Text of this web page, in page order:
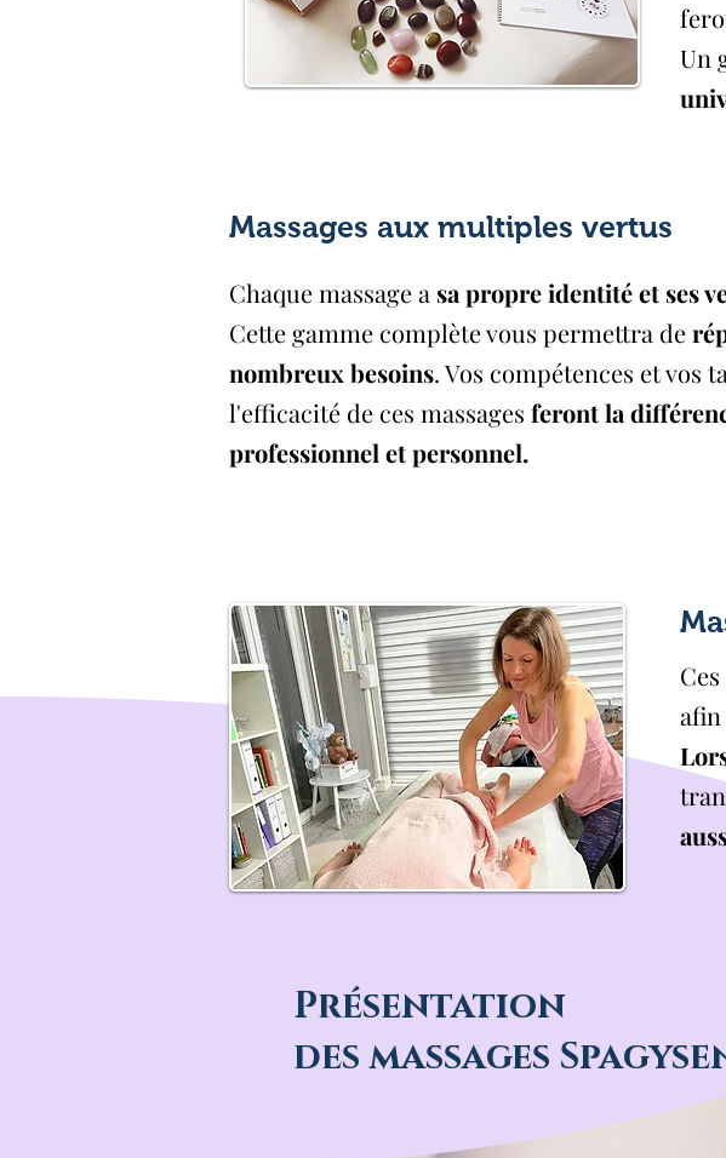
Un
Massages aux multiples vertus
Chaque massage a sa propre identité et ses
Cette gamme complète vous permettra de
nombreux besoins. Vos compétences et vos
l'efficacité de ces massages feront la
professionnel et personnel.
afin
Présentation
des massages